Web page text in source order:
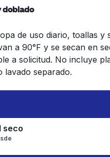
doblado
de uso diario, toallas y
a 90°F y se secan en
a solicitud. No incluye
lavado separado.
seco